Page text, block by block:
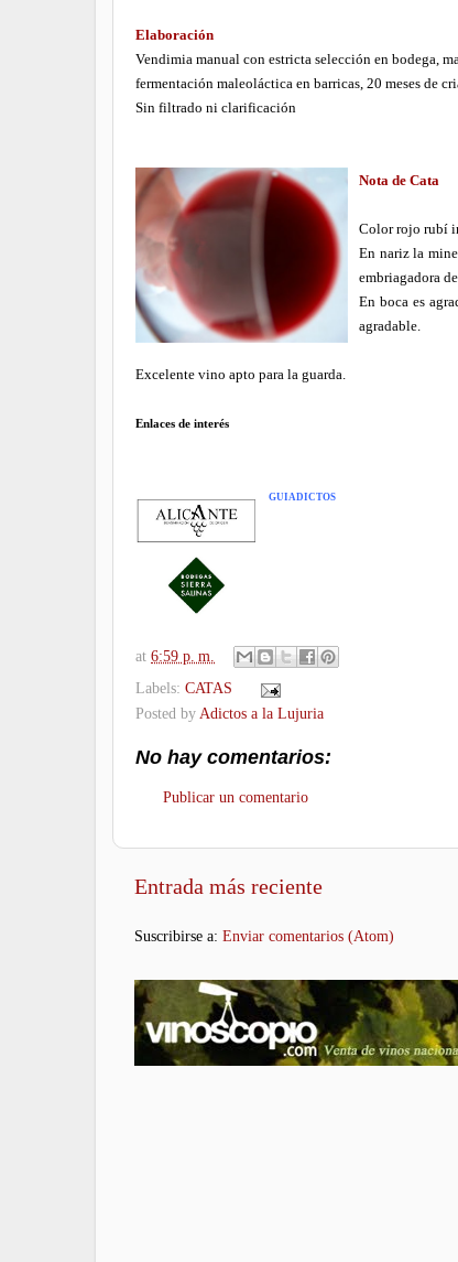
Elaboración
Vendimia manual con estricta selección en bodega,
fermentación maleoláctica en barricas, 20 meses de
Sin filtrado ni clarificación
Nota de Cata
Color rojo rubí
En nariz la
embriagadora
En boca es
agradable.
Excelente vino apto para la guarda.
Enlaces de interés
GUIADICTOS
at 6:59 p. m.
Labels: CATAS
Posted byAdictos a la Lujuria
No hay comentarios:
Publicar un comentario
Entrada más reciente
Suscribirse a: Enviar comentarios (Atom)